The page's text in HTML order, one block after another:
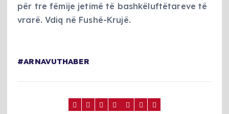
për tre fëmije jetimë të bashkëluftëtareve të
vrarë. Vdiq në Fushë-Krujë.
#ARNAVUTHABER